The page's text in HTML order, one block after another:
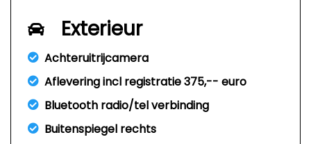
Exterieur
Achteruitrijcamera
Aflevering incl registratie 375,-- euro
Bluetooth radio/tel verbinding
Buitenspiegel rechts